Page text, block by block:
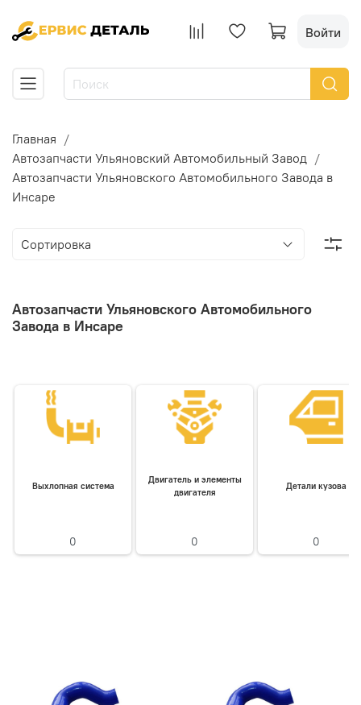
Войти
Главная
Автозапчасти Ульяновский Автомобильный Завод
Автозапчасти Ульяновского Автомобильного Завода в
Инсаре
Автозапчасти Ульяновского Автомобильного
Завода в Инсаре
Выхлопная система
0
Двигатель и элементы
двигателя
0
Детали кузова
0